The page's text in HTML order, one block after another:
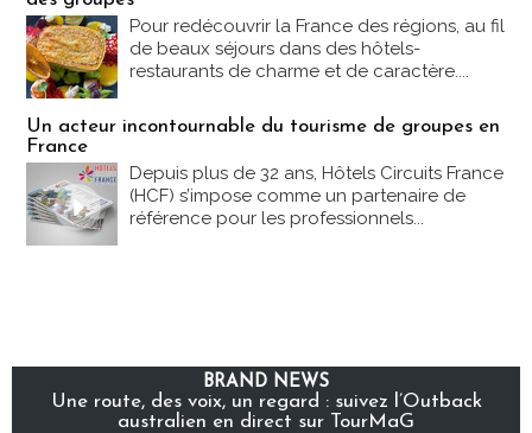
Pour redécouvrir la France des régions, au fil
de beaux séjours dans des hôtels-
restaurants de charme et de caractère....
Un acteur incontournable du tourisme de groupes en
France
Depuis plus de 32 ans, Hôtels Circuits France
(HCF) s’impose comme un partenaire de
référence pour les professionnels...
BRAND NEWS
Une route, des voix, un regard : suivez l’Outback
australien en direct sur TourMaG